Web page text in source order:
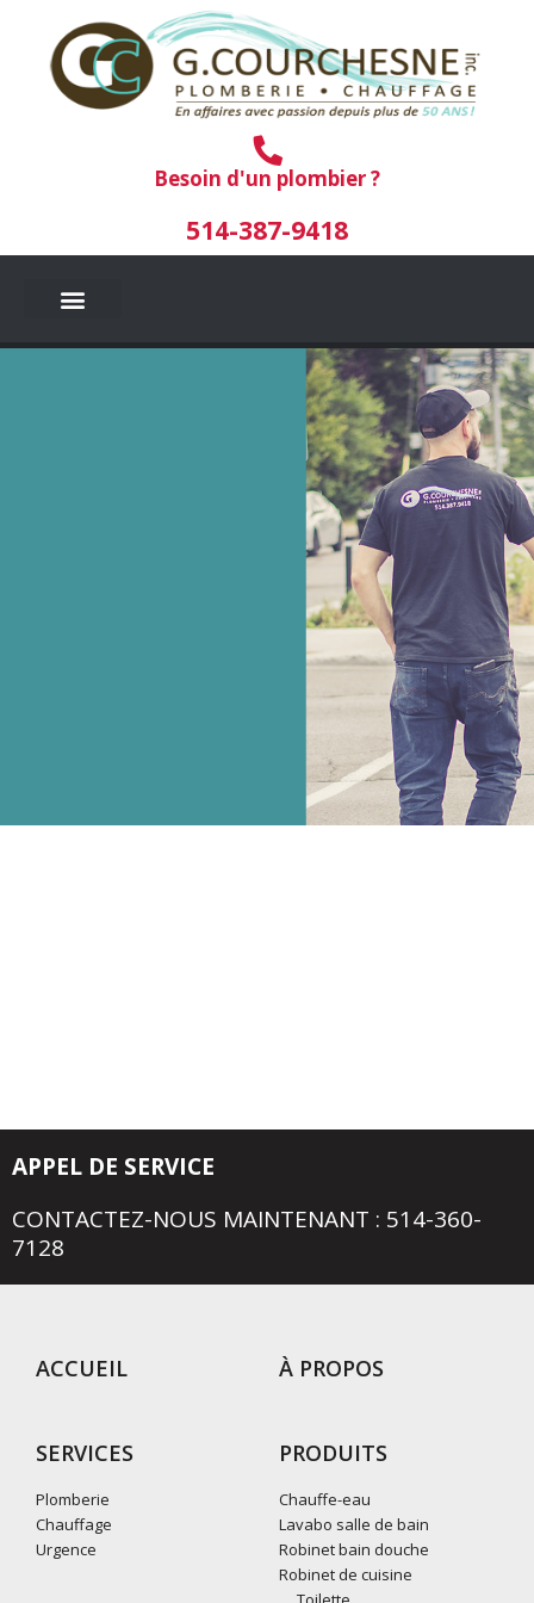
contenu
Besoin d'un plombier ?
514-387-9418
APPEL DE SERVICE
CONTACTEZ-NOUS MAINTENANT : 514-360-
7128
ACCUEIL À PROPOS
SERVICES
Plomberie
Chauffage
Urgence
PRODUITS
Chauffe-eau
Lavabo salle de bain
Robinet bain douche
Robinet de cuisine